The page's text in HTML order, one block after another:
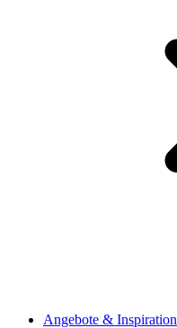
Angebote & Inspiration